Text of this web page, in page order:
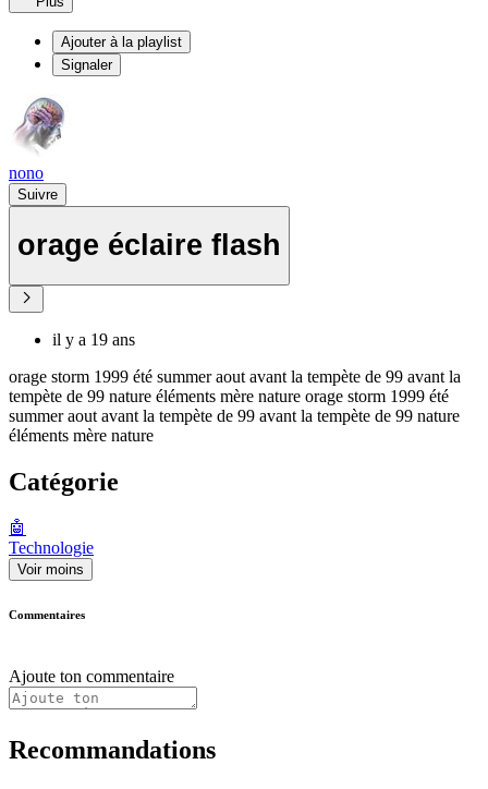
Ajouter à la playlist
Signaler
nono
Suivre
orage éclaire flash
il y a 19 ans
orage storm 1999 été summer aout avant la tempète de 99 avant la
tempète de 99 nature éléments mère nature orage storm 1999 été
summer aout avant la tempète de 99 avant la tempète de 99 nature
éléments mère nature
Catégorie
🤖
Technologie
Voir moins
Commentaires
Ajoute ton commentaire
Recommandations